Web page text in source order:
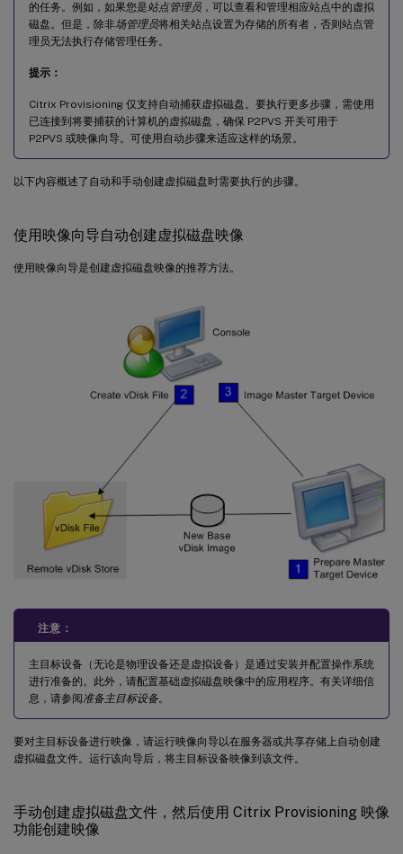
的任务。例如，如果您是 站点管理员 ，可以查看和管理相应站点中的虚拟
磁盘。但是，除非场管理员将相关站点设置为存储的所有者，否则站点管
理员无法执行存储管理任务。
提示：
Citrix Provisioning 仅支持自动捕获虚拟磁盘。要执行更多步骤，需使用
已连接到将要捕获的计算机的虚拟磁盘，确保 P2PVS 开关可用于
P2PVS 或映像向导。可使用自动步骤来适应这样的场景。
以下内容概述了自动和手动创建虚拟磁盘时需要执行的步骤。
使用映像向导自动创建虚拟磁盘映像
使用映像向导是创建虚拟磁盘映像的推荐方法。
注意：
主目标设备（无论是物理设备还是虚拟设备）是通过安装并配置操作系统
进行准备的。此外，请配置基础虚拟磁盘映像中的应用程序。有关详细信
息，请参阅 准备主目标设备。
要对主目标设备进行映像，请运行映像向导以在服务器或共享存储上自动创建
虚拟磁盘文件。运行该向导后，将主目标设备映像到该文件。
手动创建虚拟磁盘文件，然后使用 Citrix Provisioning 映像
功能创建映像